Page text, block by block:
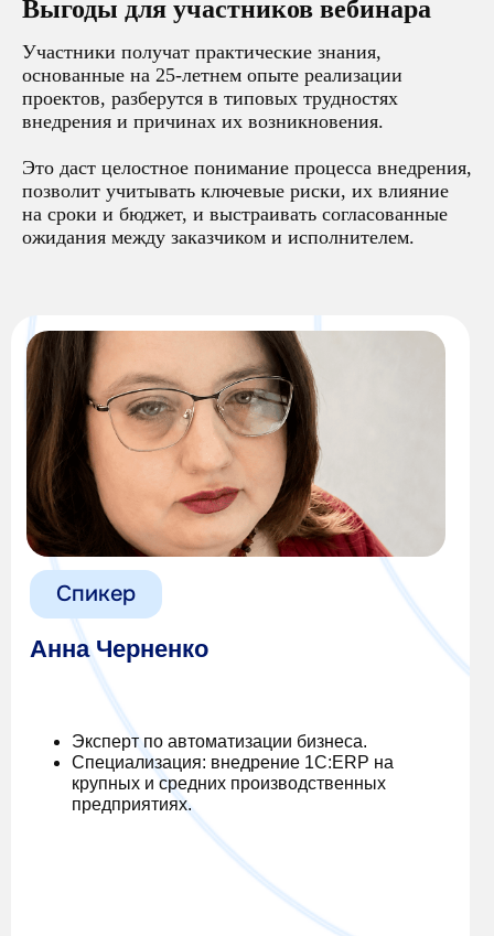
Выгоды для участников вебинара
Участники получат практические знания,
основанные на 25-летнем опыте реализации
проектов, разберутся в типовых трудностях
внедрения и причинах их возникновения.
Это даст целостное понимание процесса внедрения,
позволит учитывать ключевые риски, их влияние
на сроки и бюджет, и выстраивать согласованные
ожидания между заказчиком и исполнителем.
Спикер
Анна Черненко
Эксперт по автоматизации бизнеса.
Специализация: внедрение 1С:ERP на
крупных и средних производственных
предприятиях.